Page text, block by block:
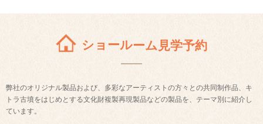
ショールーム見学予約
弊社のオリジナル製品および、多彩なアーティストの方々との共同制作品、キ
トラ古墳をはじめとする文化財複製再現製品などの製品を、テーマ別に紹介し
ています。